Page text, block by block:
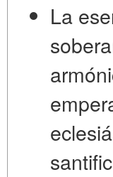
La